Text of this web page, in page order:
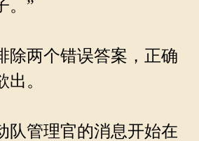
。”
两个错误答案，正确
。
管理官的消息开始在